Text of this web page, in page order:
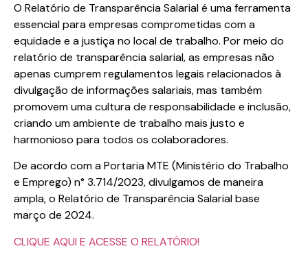
O Relatório de Transparência Salarial é uma ferramenta
essencial para empresas comprometidas com a
equidade e a justiça no local de trabalho. Por meio do
relatório de transparência salarial, as empresas não
apenas cumprem regulamentos legais relacionados à
divulgação de informações salariais, mas também
promovem uma cultura de responsabilidade e inclusão,
criando um ambiente de trabalho mais justo e
harmonioso para todos os colaboradores.
De acordo com a Portaria MTE (Ministério do Trabalho
e Emprego) n° 3.714/2023, divulgamos de maneira
ampla, o Relatório de Transparência Salarial base
março de 2024.
CLIQUE AQUI E ACESSE O RELATÓRIO!